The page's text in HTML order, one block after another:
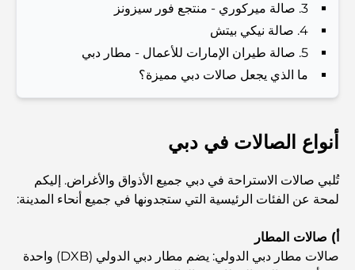
Dubai Vision 2040 - Green Living, Scenic Routes
and a Smarter Metro Network
أفضل المقاهي في دبي بإطلالة خلابة: مزيج مثالي من المذاق
الرائع والمناظر الطبيعية الساحرة
مطاعم بإطلالة على برج العرب: تجربة طعام استثنائية في دبي
دليل شامل لأندية شاطئ نخلة جميرا لعام 2026
المطاعم الإيطالية في وسط مدينة دبي: تذوق إيطاليا في قلب
المدينة
3. صالة ميركوري - منتجع فور سيزونز
4. صالة نيكي بيتش
5. صالة طيران الإمارات للأعمال - مطار دبي
ما الذي يجعل صالات دبي مميزة؟
أنواع الصالات في دبي
تُلبي صالات الاستراحة في دبي جميع الأذواق والأغراض. إليكم
لمحة عن الفئات الرئيسية التي ستجدونها في جميع أنحاء المدينة:
أ) صالات المطار
صالات مطار دبي الدولي: يضم مطار دبي الدولي (DXB) واحدة